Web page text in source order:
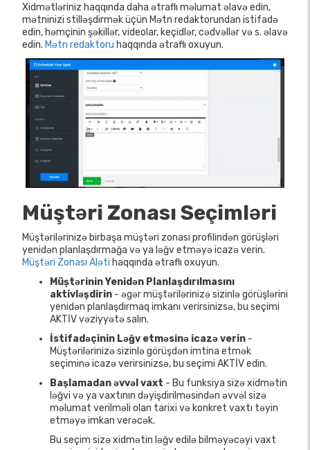
Xidmətləriniz haqqında daha ətraflı məlumat əlavə edin,
mətninizi stilləşdirmək üçün Mətn redaktorundan istifadə
edin, həmçinin şəkillər, videolar, keçidlər, cədvəllər və s. əlavə
edin. Mətn redaktoru haqqında ətraflı oxuyun.
Müştəri Zonası Seçimləri
Müştərilərinizə birbaşa müştəri zonası profilindən görüşləri
yenidən planlaşdırmağa və ya ləğv etməyə icazə verin.
Müştəri Zonası Aləti haqqında ətraflı oxuyun.
Müştərinin Yenidən Planlaşdırılmasını
aktivləşdirin - əgər müştərilərinizə sizinlə görüşlərini
yenidən planlaşdırmaq imkanı verirsinizsə, bu seçimi
AKTİV vəziyyətə salın.
İstifadəçinin Ləğv etməsinə icazə verin -
Müştərilərinizə sizinlə görüşdən imtina etmək
seçiminə icazə verirsinizsə, bu seçimi AKTİV edin.
Başlamadan əvvəl vaxt - Bu funksiya sizə xidmətin
ləğvi və ya vaxtının dəyişdirilməsindən əvvəl sizə
məlumat verilməli olan tarixi və konkret vaxtı təyin
etməyə imkan verəcək.
Bu seçim sizə xidmətin ləğv edilə bilməyəcəyi vaxt